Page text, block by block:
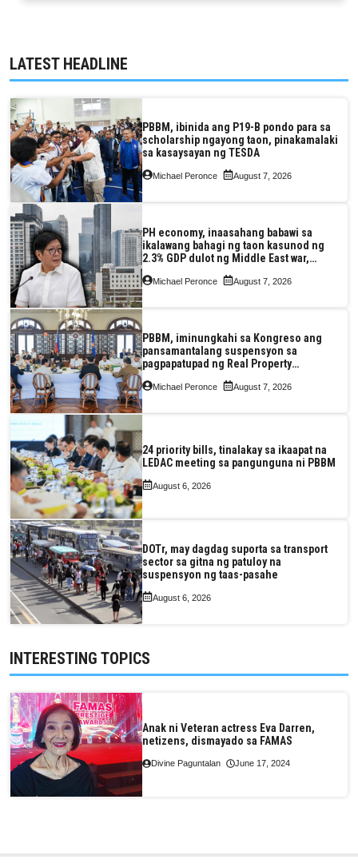
LATEST HEADLINE
PBBM, ibinida ang P19-B pondo para sa
scholarship ngayong taon, pinakamalaki
sa kasaysayan ng TESDA
Michael Peronce August 7, 2026
PH economy, inaasahang babawi sa
ikalawang bahagi ng taon kasunod ng
2.3% GDP dulot ng Middle East war,
pagkaantala ng public construction
Michael Peronce August 7, 2026
PBBM, iminungkahi sa Kongreso ang
pansamantalang suspensyon sa
pagpapatupad ng Real Property
Valuation and Assessment Reform Act
Michael Peronce August 7, 2026
24 priority bills, tinalakay sa ikaapat na
LEDAC meeting sa pangunguna ni PBBM
August 6, 2026
DOTr, may dagdag suporta sa transport
sector sa gitna ng patuloy na
suspensyon ng taas-pasahe
August 6, 2026
INTERESTING TOPICS
Anak ni Veteran actress Eva Darren,
netizens, dismayado sa FAMAS
Divine Paguntalan June 17, 2024